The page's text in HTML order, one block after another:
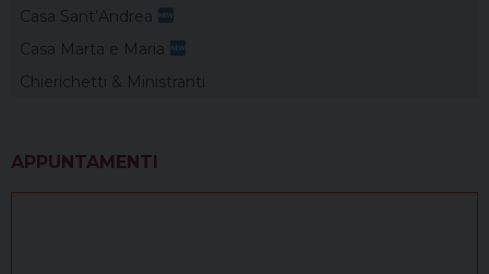
Casa Sant’Andrea
Casa Marta e Maria
Chierichetti & Ministranti
APPUNTAMENTI